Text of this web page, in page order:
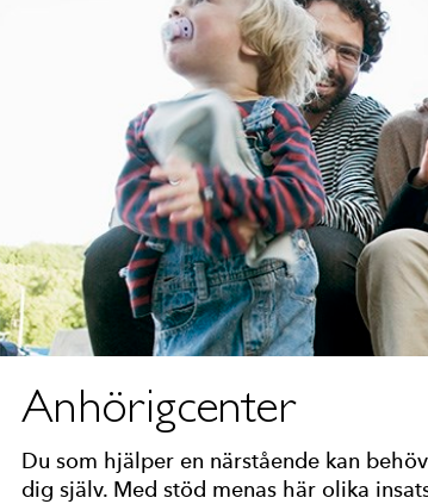
Anhörigcenter
Du som hjälper en närstående kan
dig själv. Med stöd menas här olika